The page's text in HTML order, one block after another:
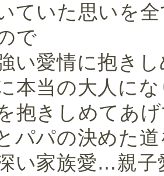
ていた思いを
で
い愛情に抱き
本当の大人に
抱きしめてあ
パパの決めた
い家族愛…親子